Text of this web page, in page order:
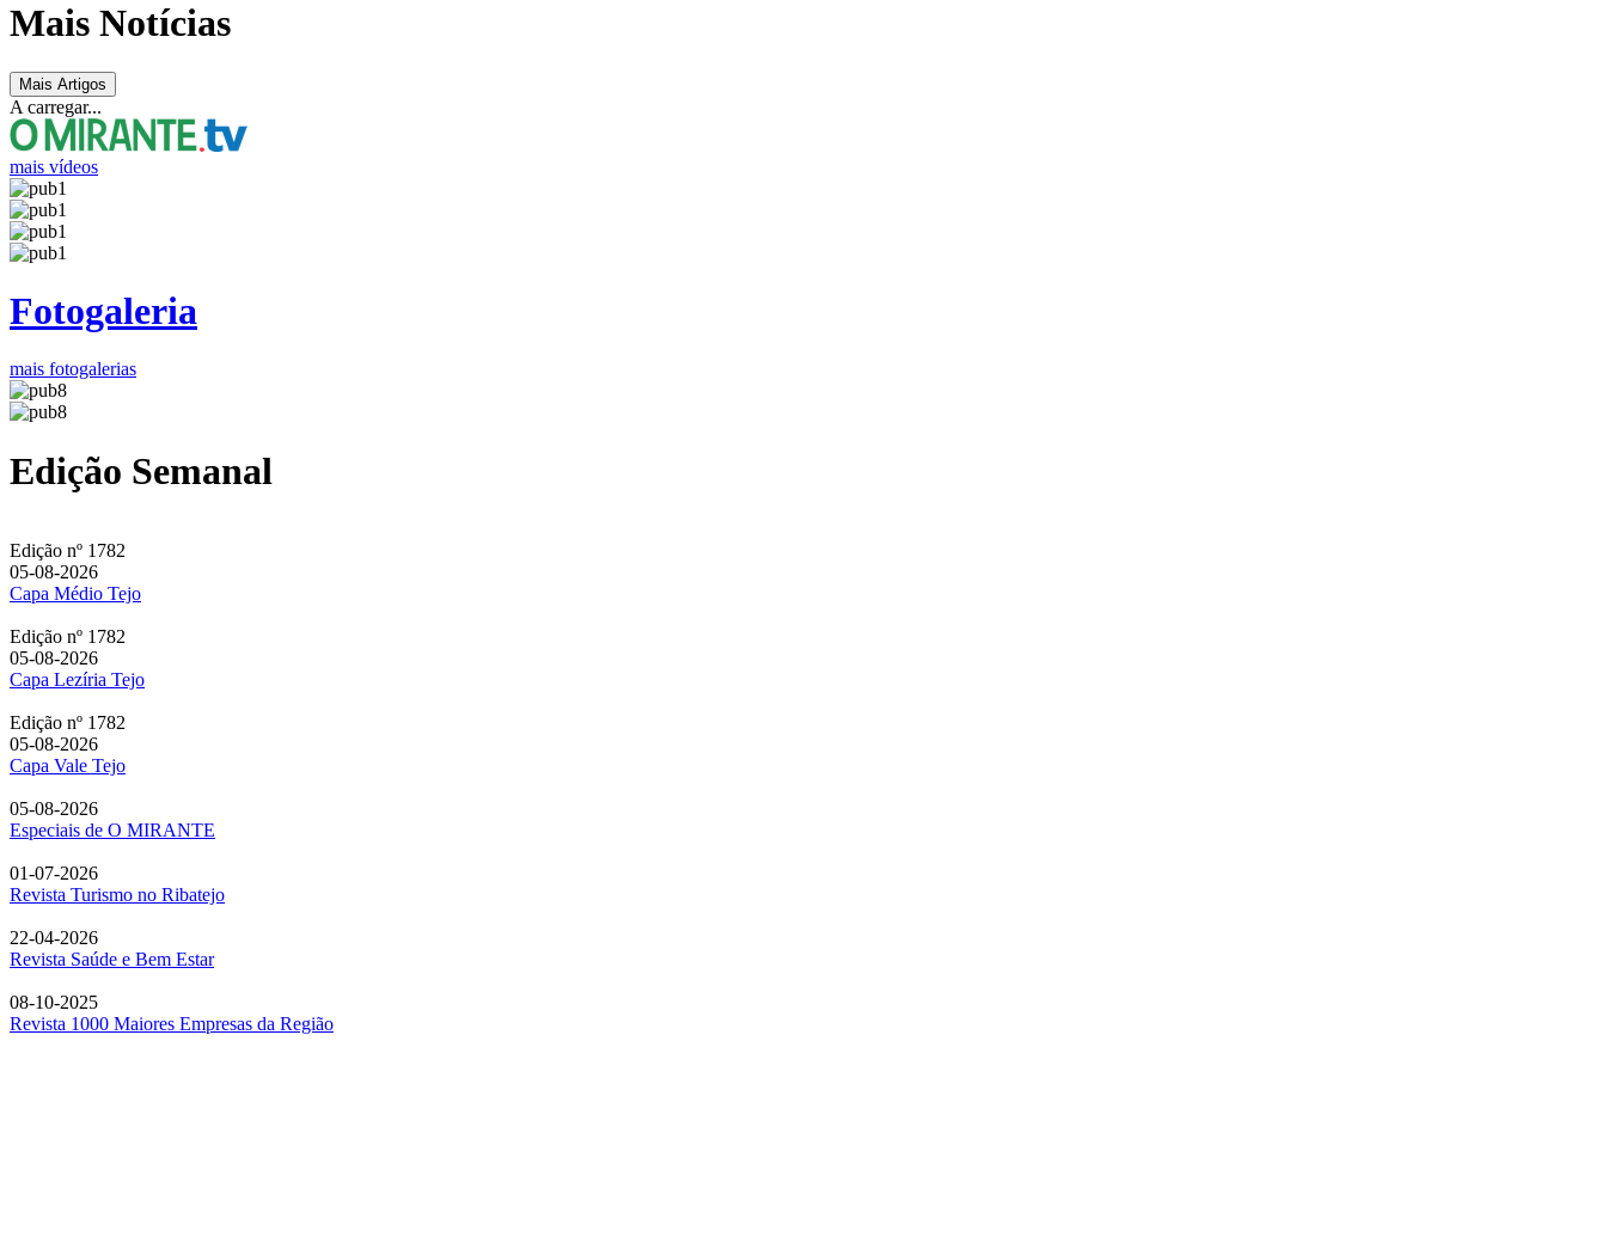
Mais Notícias
Mais Artigos
A carregar...
mais vídeos
Fotogaleria
mais fotogalerias
Edição Semanal
Edição nº 1782
05-08-2026
Capa Médio Tejo
Edição nº 1782
05-08-2026
Capa Lezíria Tejo
Edição nº 1782
05-08-2026
Capa Vale Tejo
05-08-2026
Especiais de O MIRANTE
01-07-2026
Revista Turismo no Ribatejo
22-04-2026
Revista Saúde e Bem Estar
08-10-2025
Revista 1000 Maiores Empresas da Região